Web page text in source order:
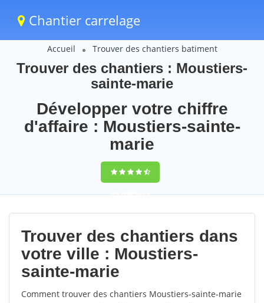
Chantier carrelage
Accueil Trouver des chantiers batiment
Trouver des chantiers : Moustiers-
sainte-marie
Développer votre chiffre
d'affaire : Moustiers-sainte-
marie
9,5(100%)74
votes
Trouver des chantiers dans
votre ville : Moustiers-
sainte-marie
Comment trouver des chantiers Moustiers-sainte-marie